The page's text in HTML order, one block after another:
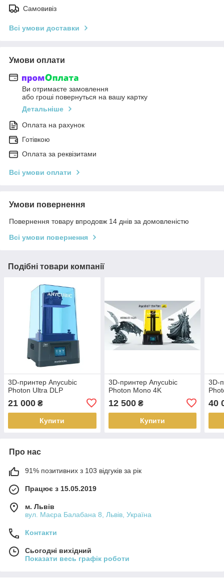
Самовивіз
Всі умови доставки
Умови оплати
Ви отримаєте замовлення
або гроші повернуться на вашу картку
Детальніше
Оплата на рахунок
Готівкою
Оплата за реквізитами
Всі умови оплати
Умови повернення
Повернення товару впродовж 14 днів за домовленістю
Всі умови повернення
Подібні товари компанії
3D-принтер Anycubic
Photon Ultra DLP
21 000 ₴
Купити
3D-принтер Anycubic
Photon Mono 4K
12 500₴
Купити
3D-
40
Про нас
91% позитивних з 103 відгуків за рік
Працює з 15.05.2019
м. Львів
вул. Маєра Балабана 8, Львів, Україна
Контакти
Сьогодні вихідний
Показати весь графік роботи